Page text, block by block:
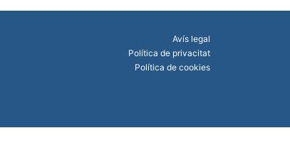
Avís legal
Política de privacitat
Política de cookies